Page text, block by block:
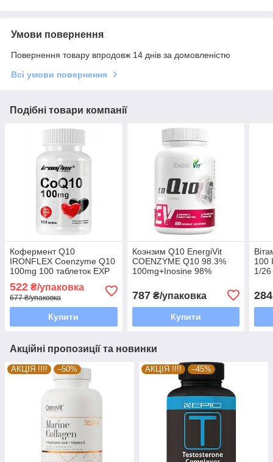
Умови повернення
Повернення товару впродовж 14 днів за домовленістю
Всі умови повернення
Подібні товари компанії
Кофермент Q10
IRONFLEX Coenzyme Q10
100mg 100 таблеток EXP
522 ₴/упаковка
677 ₴/упаковка
Купити
Коэнзим Q10 EnergiVit
COENZYME Q10 98.3%
100mg+Inosine 98%
787₴/упаковка
Купити
100
1/26
284
Акційні пропозиції та новинки
АКЦІЯ !!!! –50% АКЦІЯ !!!! –45%